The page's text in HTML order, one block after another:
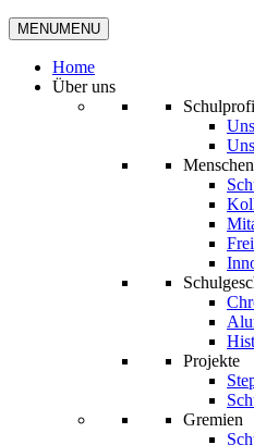
MENUMENU
Home
Über uns
Projekte
Gremien